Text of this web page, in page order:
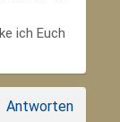
ich Euch
Antworten